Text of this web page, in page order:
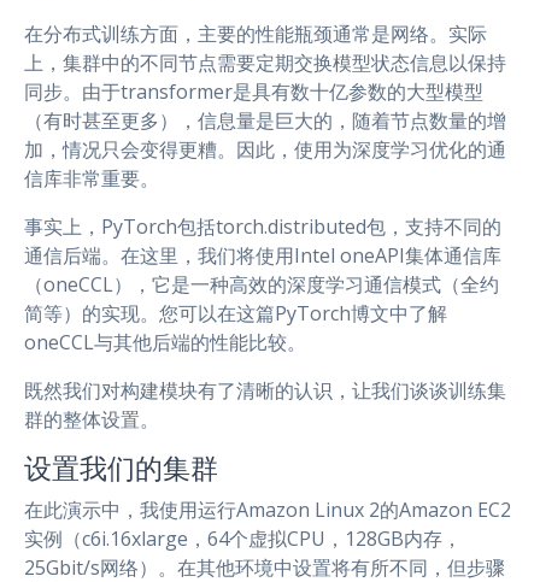
在分布式训练方面，主要的性能瓶颈通常是网络。实际
上，集群中的不同节点需要定期交换模型状态信息以保持
同步。由于transformer是具有数十亿参数的大型模型
（有时甚至更多），信息量是巨大的，随着节点数量的增
加，情况只会变得更糟。因此，使用为深度学习优化的通
信库非常重要。
事实上，PyTorch包括torch.distributed包，支持不同的
通信后端。在这里，我们将使用Intel oneAPI集体通信库
（oneCCL），它是一种高效的深度学习通信模式（全约
简等）的实现。您可以在这篇PyTorch博文中了解
oneCCL与其他后端的性能比较。
既然我们对构建模块有了清晰的认识，让我们谈谈训练集
群的整体设置。
设置我们的集群
在此演示中，我使用运行Amazon Linux 2的Amazon EC2
实例（c6i.16xlarge，64个虚拟CPU，128GB内存，
25Gbit/s网络）。在其他环境中设置将有所不同，但步骤